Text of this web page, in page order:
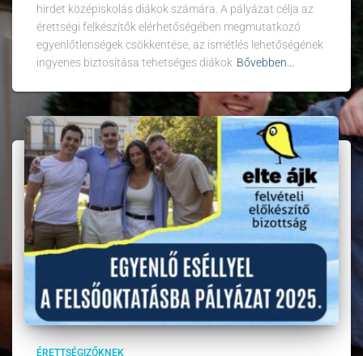
hirdet középiskolás diákok számára. A pályázat célja az
érettségi felkészítők elérhetőségében megmutatkozó
egyenlőtlenségek csökkentése, az ismétlés lehetőségének
ingyenes biztosítása tehetséges diákok Bővebben...
ÉRETTSÉGIZŐKNEK